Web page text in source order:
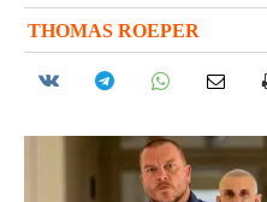
THOMAS ROEPER